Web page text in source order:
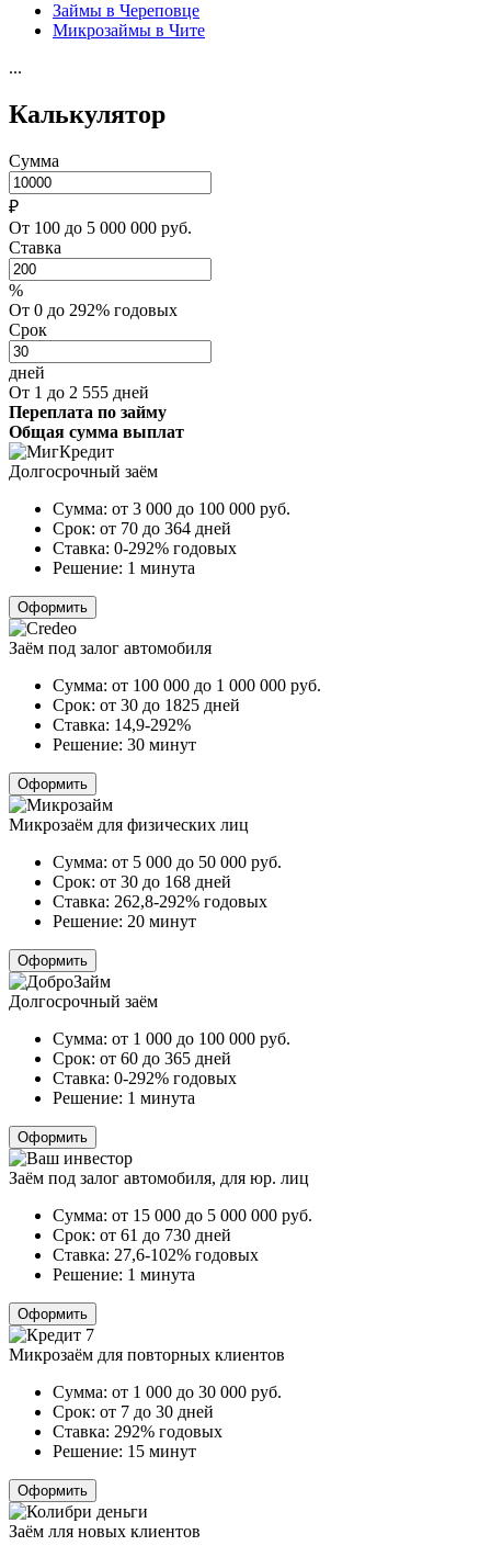
Займы в Череповце
Микрозаймы в Чите
...
Калькулятор
Сумма
₽
От 100 до 5 000 000 руб.
Ставка
%
От 0 до 292% годовых
Срок
дней
От 1 до 2 555 дней
Переплата по займу
Общая сумма выплат
Долгосрочный заём
Сумма: от 3 000 до 100 000 руб.
Срок: от 70 до 364 дней
Ставка: 0-292% годовых
Решение: 1 минута
Оформить
Заём под залог автомобиля
Сумма: от 100 000 до 1 000 000 руб.
Срок: от 30 до 1825 дней
Ставка: 14,9-292%
Решение: 30 минут
Оформить
Микрозаём для физических лиц
Сумма: от 5 000 до 50 000 руб.
Срок: от 30 до 168 дней
Ставка: 262,8-292% годовых
Решение: 20 минут
Оформить
Долгосрочный заём
Сумма: от 1 000 до 100 000 руб.
Срок: от 60 до 365 дней
Ставка: 0-292% годовых
Решение: 1 минута
Оформить
Заём под залог автомобиля, для юр. лиц
Сумма: от 15 000 до 5 000 000 руб.
Срок: от 61 до 730 дней
Ставка: 27,6-102% годовых
Решение: 1 минута
Оформить
Микрозаём для повторных клиентов
Сумма: от 1 000 до 30 000 руб.
Срок: от 7 до 30 дней
Ставка: 292% годовых
Решение: 15 минут
Оформить
Заём лля новых клиентов